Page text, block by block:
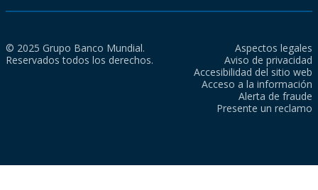
© 2025 Grupo Banco Mundial.
Reservados todos los derechos.
Aspectos legales
Aviso de privacidad
Accesibilidad del sitio web
Acceso a la información
Alerta de fraude
Presente un reclamo